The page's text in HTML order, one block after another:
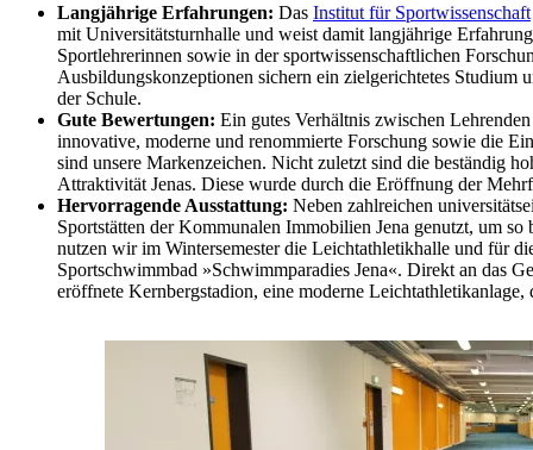
Langjährige Erfahrungen: Das Institut für Sportwissenschaft
mit Universitätsturnhalle und weist damit langjährige
Sportlehrerinnen sowie in der sportwissenschaftlichen
Ausbildungskonzeptionen sichern ein zielgerichtetes Studium
der Schule.
Gute Bewertungen: Ein gutes Verhältnis zwischen
innovative, moderne und renommierte Forschung sowie die
sind unsere Markenzeichen. Nicht zuletzt sind die beständig
Attraktivität Jenas. Diese wurde durch die Eröffnung der
Hervorragende Ausstattung: Neben zahlreichen
Sportstätten der Kommunalen Immobilien Jena genutzt, um
nutzen wir im Wintersemester die Leichtathletikhalle und für
Sportschwimmbad »Schwimmparadies Jena«. Direkt an das
eröffnete Kernbergstadion, eine moderne